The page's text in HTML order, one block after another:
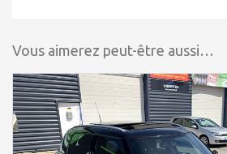
Vous aimerez peut-être aussi…